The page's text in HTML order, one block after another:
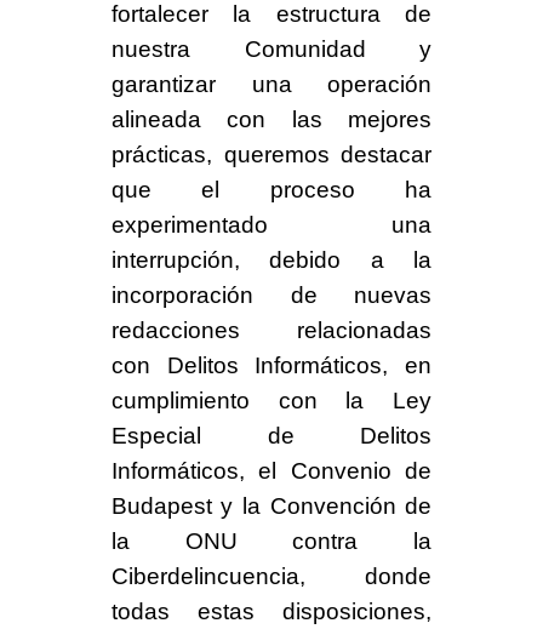
fortalecer la estructura de
nuestra Comunidad y
garantizar una operación
alineada con las mejores
prácticas, queremos destacar
queel proceso ha
experimentado una
interrupción, debido a la
incorporación de nuevas
redacciones relacionadas
con Delitos Informáticos, en
cumplimiento con la Ley
Especial de Delitos
Informáticos, el Convenio de
Budapesty la Convención de
la ONU contra la
Ciberdelincuencia,donde
todas estas disposiciones,